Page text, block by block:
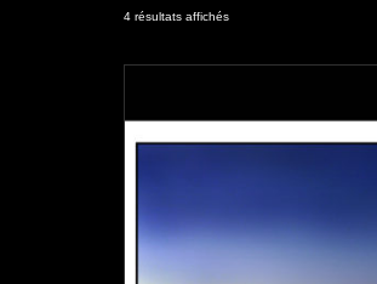
4 résultats affichés